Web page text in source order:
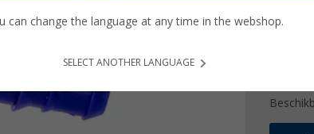
can change the language at any time in the webshop.
SELECT ANOTHER LANGUAGE